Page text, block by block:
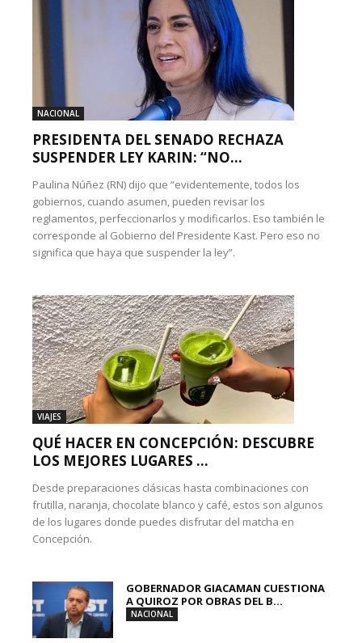
NACIONAL
PRESIDENTA DEL SENADO RECHAZA
SUSPENDER LEY KARIN: “NO...
Paulina Núñez (RN) dijo que “evidentemente, todos los
gobiernos, cuando asumen, pueden revisar los
reglamentos, perfeccionarlos y modificarlos. Eso también le
corresponde al Gobierno del Presidente Kast. Pero eso no
significa que haya que suspender la ley”.
VIAJES
QUÉ HACER EN CONCEPCIÓN: DESCUBRE
LOS MEJORES LUGARES ...
Desde preparaciones clásicas hasta combinaciones con
frutilla, naranja, chocolate blanco y café, estos son algunos
de los lugares donde puedes disfrutar del matcha en
Concepción.
GOBERNADOR GIACAMAN CUESTIONA
A QUIROZ POR OBRAS DEL B...
NACIONAL